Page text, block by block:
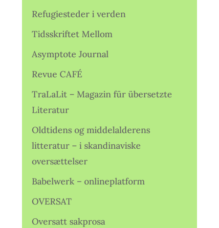
Refugiesteder i verden
Tidsskriftet Mellom
Asymptote Journal
Revue CAFÉ
TraLaLit – Magazin für übersetzte
Literatur
Oldtidens og middelalderens
litteratur – i skandinaviske
oversættelser
Babelwerk – onlineplatform
OVERSAT
Oversatt sakprosa